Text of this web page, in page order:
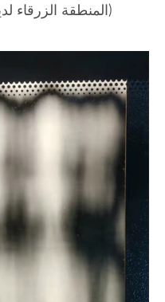
(المنطقة الزرقاء لديها وجود الإجهاد المتبقي)